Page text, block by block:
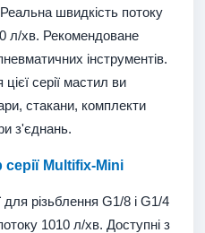
швидкість потоку
л/хв. Рекомендоване
інструментів.
серії мастил ви
стакани, комплекти
з'єднань.
Multifix-Mini
для різьблення G1/8 і G1/4
1010 л/хв. Доступні з